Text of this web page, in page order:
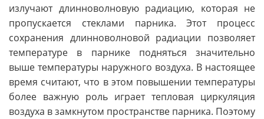
излучают длинноволновую радиацию, которая не
пропускается стеклами парника. Этот процесс
сохранения длинноволновой радиации позволяет
температуре в парнике подняться значительно
выше температуры наружного воздуха. В настоящее
время считают, что в этом повышении температуры
более важную роль играет тепловая циркуляция
воздуха в замкнутом пространстве парника. Поэтому